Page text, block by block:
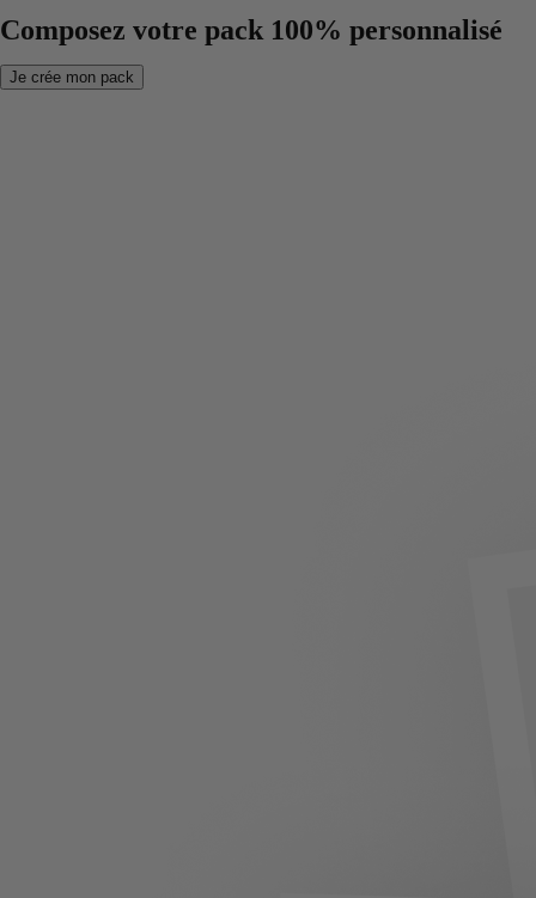
Composez votre pack 100% personnalisé
Je crée mon pack